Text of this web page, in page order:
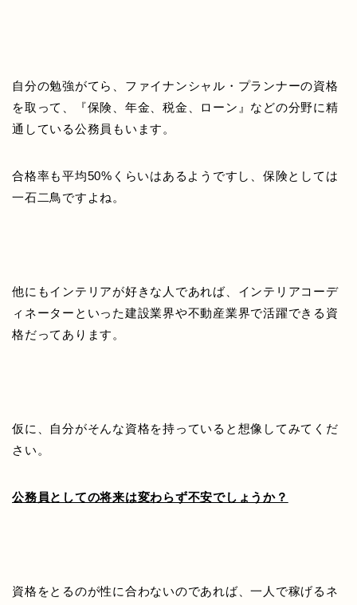
自分の勉強がてら、ファイナンシャル・プランナーの資格
を取って、『保険、年金、税金、ローン』などの分野に精
通している公務員もいます。
合格率も平均50%くらいはあるようですし、保険としては
一石二鳥ですよね。
他にもインテリアが好きな人であれば、インテリアコーデ
ィネーターといった建設業界や不動産業界で活躍できる資
格だってあります。
仮に、自分がそんな資格を持っていると想像してみてくだ
さい。
公務員としての将来は変わらず不安でしょうか？
資格をとるのが性に合わないのであれば、一人で稼げるネ